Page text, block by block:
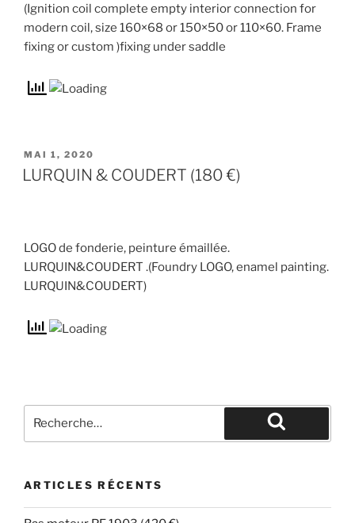
(Ignition coil complete empty interior connection for
modern coil, size 160×68 or 150×50 or 110×60. Frame
fixing or custom )fixing under saddle
MAI 1, 2020
LURQUIN & COUDERT (180 €)
LOGO de fonderie, peinture émaillée.
LURQUIN&COUDERT .(Foundry LOGO, enamel painting.
LURQUIN&COUDERT)
ARTICLES RÉCENTS